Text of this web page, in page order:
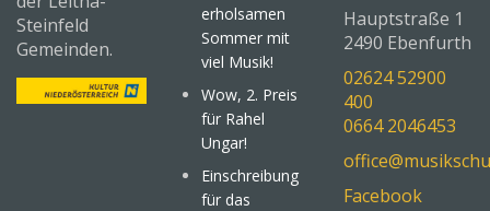
Steinfeld
Gemeinden.
erholsamen
Sommer mit
viel Musik!
Wow, 2. Preis
für Rahel
Ungar!
Einschreibung
für das
Hauptstraße 1
2490 Ebenfurth
02624 52900
400
0664 2046453
Facebook